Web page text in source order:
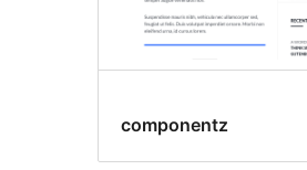
componentz